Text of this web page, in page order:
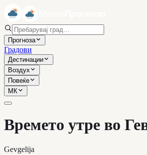
Прогноза
Градови
Дестинации
Воздух
Повеќе
МК
Времето утре во
Gevgelija